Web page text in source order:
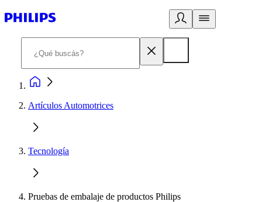
Artículos Automotrices
Tecnología
Pruebas de embalaje de productos Philips